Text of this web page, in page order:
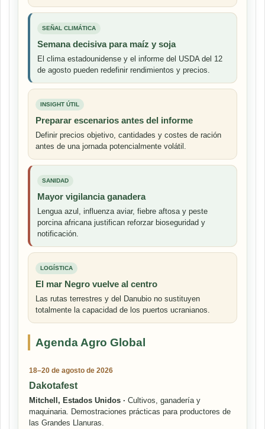
SEÑAL CLIMÁTICA
Semana decisiva para maíz y soja
El clima estadounidense y el informe del USDA del 12
de agosto pueden redefinir rendimientos y precios.
INSIGHT ÚTIL
Preparar escenarios antes del informe
Definir precios objetivo, cantidades y costes de ración
antes de una jornada potencialmente volátil.
SANIDAD
Mayor vigilancia ganadera
Lengua azul, influenza aviar, fiebre aftosa y peste
porcina africana justifican reforzar bioseguridad y
notificación.
LOGÍSTICA
El mar Negro vuelve al centro
Las rutas terrestres y del Danubio no sustituyen
totalmente la capacidad de los puertos ucranianos.
Agenda Agro Global
18–20 de agosto de 2026
Dakotafest
Mitchell, Estados Unidos · Cultivos, ganadería y
maquinaria. Demostraciones prácticas para productores de
las Grandes Llanuras.